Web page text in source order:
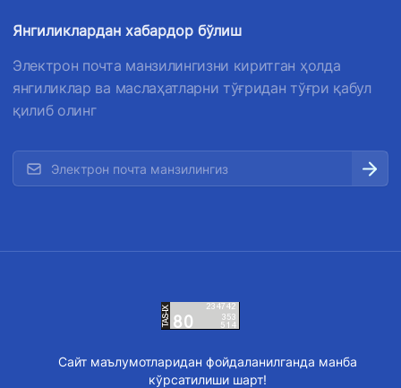
Янгиликлардан хабардор бўлиш
Электрон почта манзилингизни киритган ҳолда
янгиликлар ва маслаҳатларни тўғридан тўғри қабул
қилиб олинг
Сайт маълумотларидан фойдаланилганда манба
кўрсатилиши шарт!